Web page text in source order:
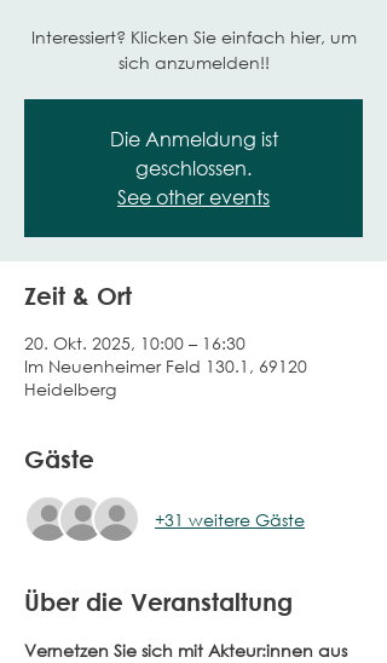
Interessiert? Klicken Sie einfach hier, um
sich anzumelden!!
Die Anmeldung ist
geschlossen.
See other events
Zeit & Ort
20. Okt. 2025, 10:00 – 16:30
Im Neuenheimer Feld 130.1, 69120
Heidelberg
Gäste
+31 weitere Gäste
Über die Veranstaltung
Vernetzen Sie sich mit Akteur:innen aus